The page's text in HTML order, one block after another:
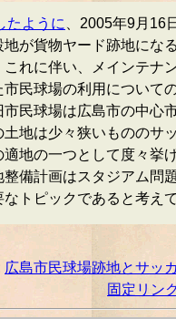
たように
、2005年9月16
地が貨物ヤード跡地にな
これに伴い、メインテナ
市民球場の利用について
市民球場は広島市の中心
土地は少々狭いもののサ
適地の一つとして度々挙
整備計画はスタジアム問
なトピックであると考えて
広島市民球場跡地とサッ
固定リン